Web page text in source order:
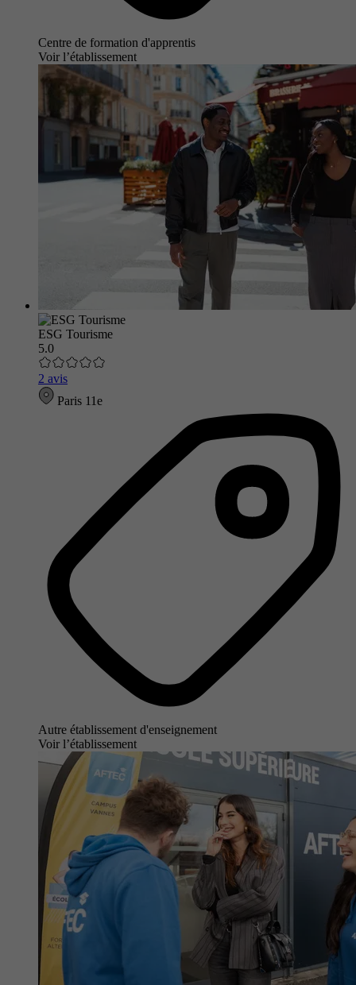
Centre de formation d'apprentis
Voir l’établissement
ESG Tourisme
5.0
2 avis
Paris 11e
Autre établissement d'enseignement
Voir l’établissement